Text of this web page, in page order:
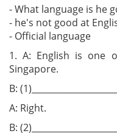
- What language is he
- he's not good at
- Official language
1. A: English is one
Singapore.
B:
A: Right.
B: